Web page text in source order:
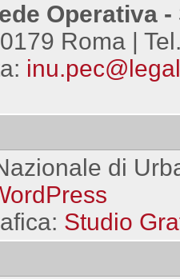
Operativa
Roma |
di
Studio